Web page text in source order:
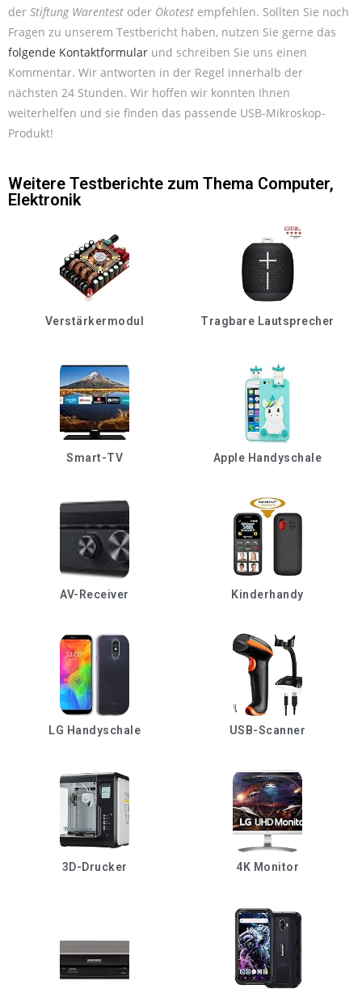
der Stiftung Warentest oder Ökotest empfehlen. Sollten Sie noch
Fragen zu unserem Testbericht haben, nutzen Sie gerne das
folgende Kontaktformular und schreiben Sie uns einen
Kommentar. Wir antworten in der Regel innerhalb der
nächsten 24 Stunden. Wir hoffen wir konnten Ihnen
weiterhelfen und sie finden das passende USB-Mikroskop-
Produkt!
Weitere Testberichte zum Thema Computer,
Elektronik
Verstärkermodul Tragbare Lautsprecher
Smart-TV Apple Handyschale
AV-Receiver Kinderhandy
LG Handyschale USB-Scanner
3D-Drucker 4K Monitor